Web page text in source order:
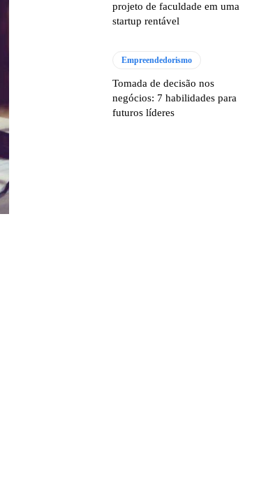
projeto de faculdade em uma
startup rentável
Empreendedorismo
Tomada de decisão nos
negócios: 7 habilidades para
futuros líderes